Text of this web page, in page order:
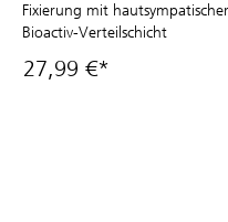
Fixierung mit hautsympatischer
Bioactiv-Verteilschicht
27,99 €*